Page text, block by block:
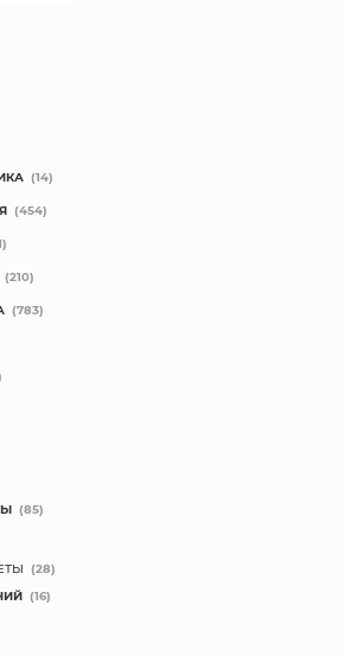
(14)
(454)
(210)
(783)
(85)
(28)
(16)